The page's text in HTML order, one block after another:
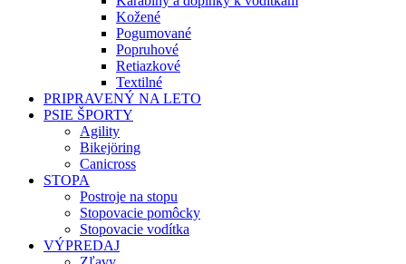
Kožené
Pogumované
Popruhové
Retiazkové
Textilné
PRIPRAVENÝ NA LETO
PSIE ŠPORTY
Agility
Bikejöring
Canicross
STOPA
Postroje na stopu
Stopovacie pomôcky
Stopovacie vodítka
VÝPREDAJ